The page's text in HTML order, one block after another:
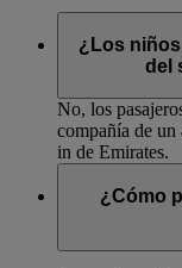
¿Los
del
No, los
compañía de
in de Emirates.
¿Cómo